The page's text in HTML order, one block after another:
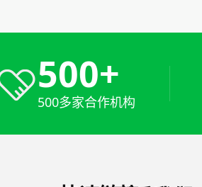
500+
500多家合作机构